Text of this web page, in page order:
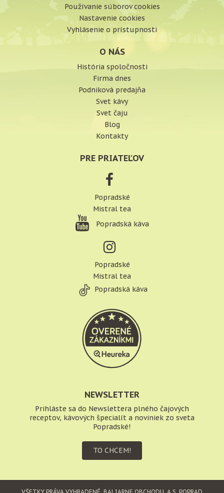
Používanie súborov cookies
Nastavenie cookies
Vyhlásenie o prístupnosti
O NÁS
História spoločnosti
Firma dnes
Podniková predajňa
Svet kávy
Svet čaju
Blog
Kontakty
PRE PRIATEĽOV
Popradské
Mistral tea
Popradská káva
Popradské
Mistral tea
Popradská káva
NEWSLETTER
Prihláste sa do Newslettera plného čajových
receptov, kávových špecialít a noviniek zo sveta
Popradské!
TO CHCEM!
VŠETKY PRÁVA VYHRADENÉ. BALIARNE OBCHODU, A.S. POPRAD